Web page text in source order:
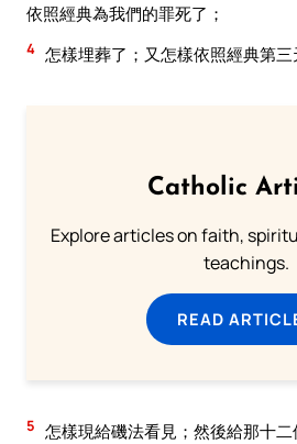
依照經典為我們的罪死了；
4 怎樣埋葬了；又怎樣依照經典第三
Catholic
Explore articles on faith,
teachings.
READ
5 怎樣現給磯法看見；然後給那十二